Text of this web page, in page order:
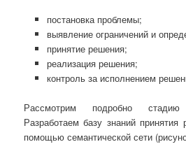
постановка проблемы;
выявление ограничений и
принятие решения;
реализация решения;
контроль за исполнением
Рассмотрим подробно
Разработаем базу знаний
помощью семантической сети